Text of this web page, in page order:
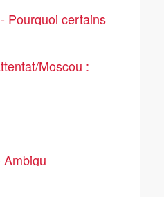
Pourquoi certains
Cour Pénale
Moscou :
? - 02/08